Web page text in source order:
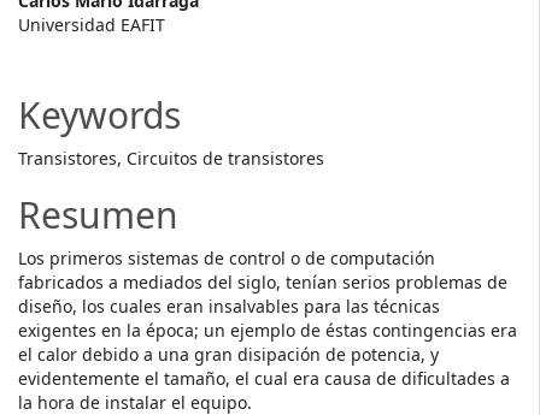
Article
Universidad EAFIT
Keywords
Transistores, Circuitos de transistores
Resumen
Los primeros sistemas de control o de computación
fabricados a mediados del siglo, tenían serios problemas de
diseño, los cuales eran insalvables para las técnicas
exigentes en la época; un ejemplo de éstas contingencias era
el calor debido a una gran disipación de potencia, y
evidentemente el tamaño, el cual era causa de dificultades a
la hora de instalar el equipo.